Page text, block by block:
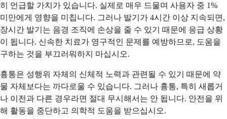
히 언급할 가치가 있습니다. 실제로 매우 드물며 사용자 중 1%
미만에게 영향을 미칩니다. 그러나 발기가 4시간 이상 지속되면,
장시간 발기는 음경 조직에 손상을 줄 수 있기 때문에 응급 상황
이 됩니다. 신속한 치료가 영구적인 문제를 예방하므로, 도움을
구하는 것을 부끄러워하지 마십시오.
흉통은 성행위 자체의 신체적 노력과 관련될 수 있기 때문에 약
물 자체보다는 까다로울 수 있습니다. 그러나 흉통, 특히 새롭거
나 이전과 다른 경우라면 절대 무시해서는 안 됩니다. 안전을 위
해 활동을 중단하고 의학적 도움을 받으십시오.